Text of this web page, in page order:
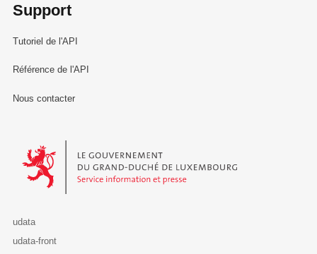
Support
Tutoriel de l'API
Référence de l'API
Nous contacter
Le Gouvernement du Grand-Duché de Luxembourg - Service
udata
udata-front